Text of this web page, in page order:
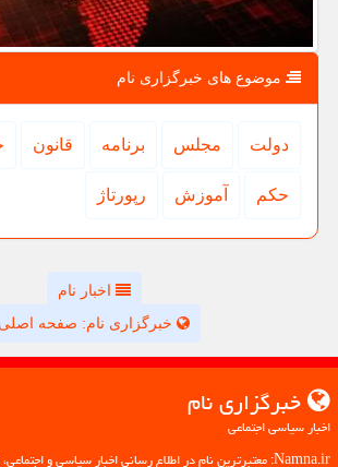
موضوع های خبرگزاری نام
دولت مجلس برنامه قانون
حكم آموزش رپورتاژ
اخبار نام
خبرگزاری نام: صفحه اصلی
خبرگزاری نام
اخبار سیاسی اجتماعی
Namna.ir: معتبرترین نام در اطلاع رسانی اخبار سیاسی و اجتماعی، گامی مطمئن به سوی آگاهی